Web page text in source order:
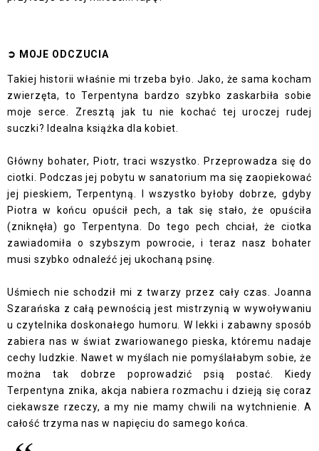
➲ MOJE ODCZUCIA
Takiej historii właśnie mi trzeba było. Jako, że sama kocham
zwierzęta, to Terpentyna bardzo szybko zaskarbiła sobie
moje serce. Zresztą jak tu nie kochać tej uroczej rudej
suczki? Idealna książka dla kobiet.
Główny bohater, Piotr, traci wszystko. Przeprowadza się do
ciotki. Podczas jej pobytu w sanatorium ma się zaopiekować
jej pieskiem, Terpentyną. I wszystko byłoby dobrze, gdyby
Piotra w końcu opuścił pech, a tak się stało, że opuściła
(zniknęła) go Terpentyna. Do tego pech chciał, że ciotka
zawiadomiła o szybszym powrocie, i teraz nasz bohater
musi szybko odnaleźć jej ukochaną psinę.
Uśmiech nie schodził mi z twarzy przez cały czas. Joanna
Szarańska z całą pewnością jest mistrzynią w wywoływaniu
u czytelnika doskonałego humoru. W lekki i zabawny sposób
zabiera nas w świat zwariowanego pieska, któremu nadaje
cechy ludzkie. Nawet w myślach nie pomyślałabym sobie, że
można tak dobrze poprowadzić psią postać. Kiedy
Terpentyna znika, akcja nabiera rozmachu i dzieją się coraz
ciekawsze rzeczy, a my nie mamy chwili na wytchnienie. A
całość trzyma nas w napięciu do samego końca.